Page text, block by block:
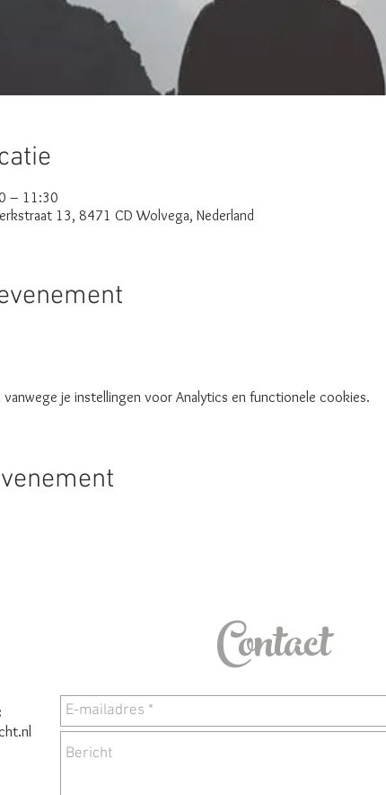
– 11:30
13, 8471 CD Wolvega, Nederland
je instellingen voor Analytics en functionele cookies.
Contact